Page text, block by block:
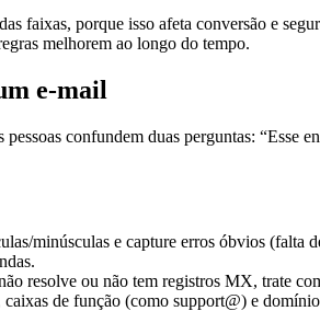
faixas, porque isso afeta conversão e
melhorem ao longo do tempo.
e-mail
confundem duas perguntas: “Esse
minúsculas e capture erros óbvios
resolve ou não tem registros MX, trate
de função (como support@) e